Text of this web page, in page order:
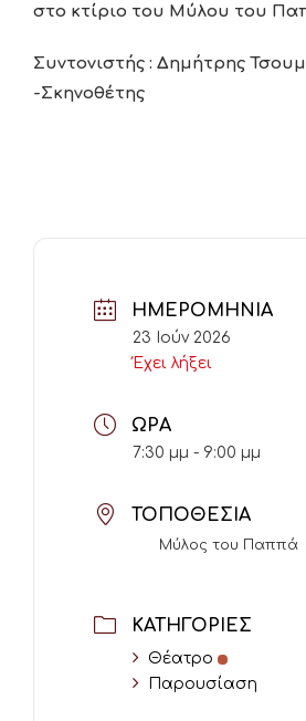
στο κτίριο του Μύλου του
Συντονιστής : Δημήτρης
-Σκηνοθέτης
ΗΜΕΡΟΜΗΝΊΑ
23 Ιούν 2026
Έχει λήξει
ΏΡΑ
7:30 μμ - 9:00 μμ
ΤΟΠΟΘΕΣΊΑ
Μύλος του Παππά
ΚΑΤΗΓΟΡΊΕΣ
Θέατρο
Παρουσίαση